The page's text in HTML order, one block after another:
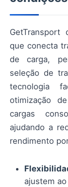
GetTransport
que conecta
de carga,
seleção de
tecnologia
otimização
cargas
ajudando a
rendimento
ajustem